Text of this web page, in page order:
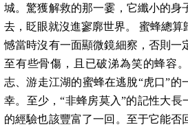
城。驚獲解救的那一霎，它纖小的身
去，眨眼就沒進寥廓世界。 蜜蜂總算
憾當時沒有一面顯微鏡細察，否則一
至有些骨傷，且已破涕為笑的蜂容
志、游走江湖的蜜蜂在逃脫“虎口”的
幸。至少，“非蜂房莫入”的記性大長
的經驗也該豐富了一回。至于它能否